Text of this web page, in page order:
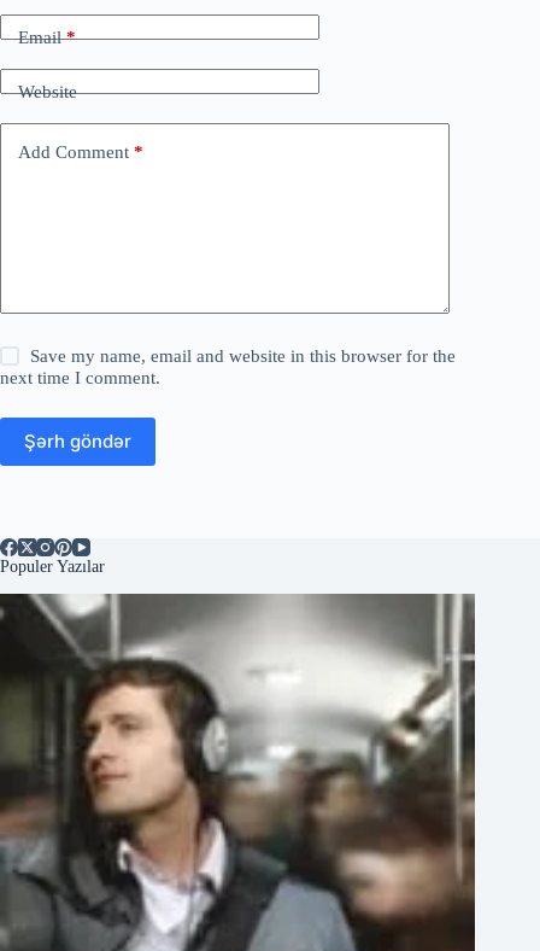
Email*
Website
Add Comment *
Save my name, email and website in this browser for the
next time I comment.
Şərh göndər
Populer Yazılar